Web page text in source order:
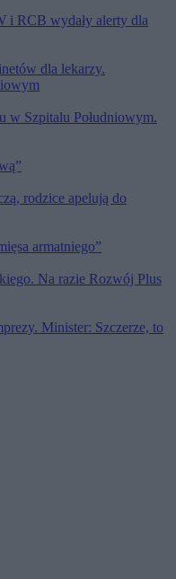
i RCB wydały alerty dla
dla lekarzy.
w Szpitalu Południowym.
rodzice apelują do
armatniego”
Na razie Rozwój Plus
Minister: Szczerze, to